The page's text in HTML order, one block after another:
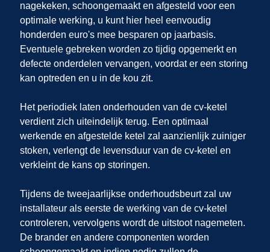
nagekeken, schoongemaakt en afgesteld voor een
optimale werking, u kunt hier heel eenvoudig
honderden euro's mee besparen op jaarbasis.
Eventuele gebreken worden zo tijdig opgemerkt en
defecte onderdelen vervangen, voordat er een storing
kan optreden en u in de kou zit.
Het periodiek laten onderhouden van de cv-ketel
verdient zich uiteindelijk terug. Een optimaal
werkende en afgestelde ketel zal aanzienlijk zuiniger
stoken, verlengt de levensduur van de cv-ketel en
verkleint de kans op storingen.
Tijdens de tweejaarlijkse onderhoudsbeurt zal uw
installateur als eerste de werking van de cv-ketel
controleren, vervolgens wordt de uitstoot nagemeten.
De brander en andere componenten worden